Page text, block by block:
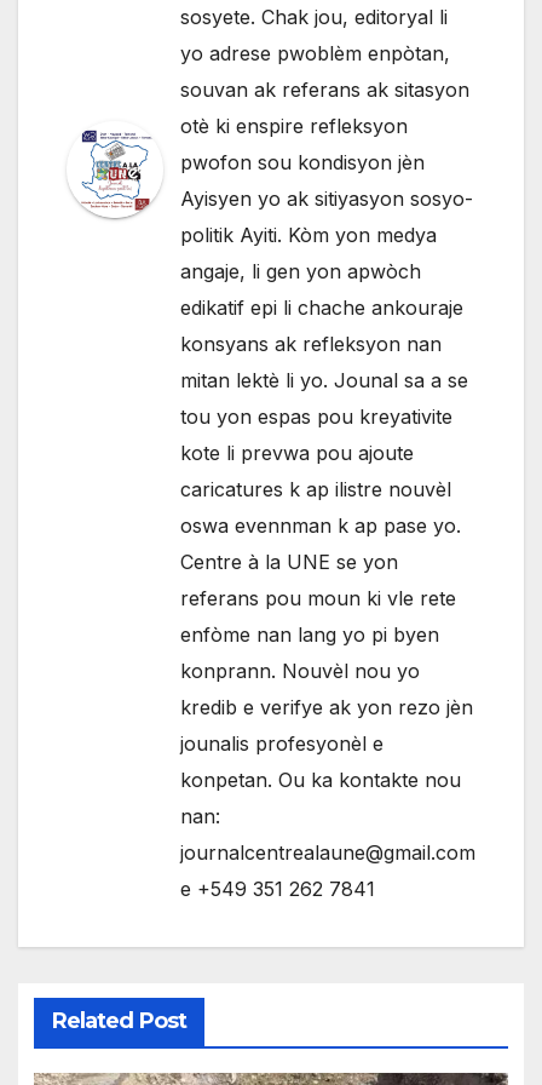
sosyete. Chak jou, editoryal li
yo adrese pwoblèm enpòtan,
souvan ak referans ak sitasyon
otè ki enspire refleksyon
pwofon sou kondisyon jèn
Ayisyen yo ak sitiyasyon sosyo-
politik Ayiti. Kòm yon medya
angaje, li gen yon apwòch
edikatif epi li chache ankouraje
konsyans ak refleksyon nan
mitan lektè li yo. Jounal sa a se
tou yon espas pou kreyativite
kote li prevwa pou ajoute
caricatures k ap ilistre nouvèl
oswa evennman k ap pase yo.
Centre à la UNE se yon
referans pou moun ki vle rete
enfòme nan lang yo pi byen
konprann. Nouvèl nou yo
kredib e verifye ak yon rezo jèn
jounalis profesyonèl e
konpetan. Ou ka kontakte nou
nan:
journalcentrealaune@gmail.com
e +549 351 262 7841
Related Post